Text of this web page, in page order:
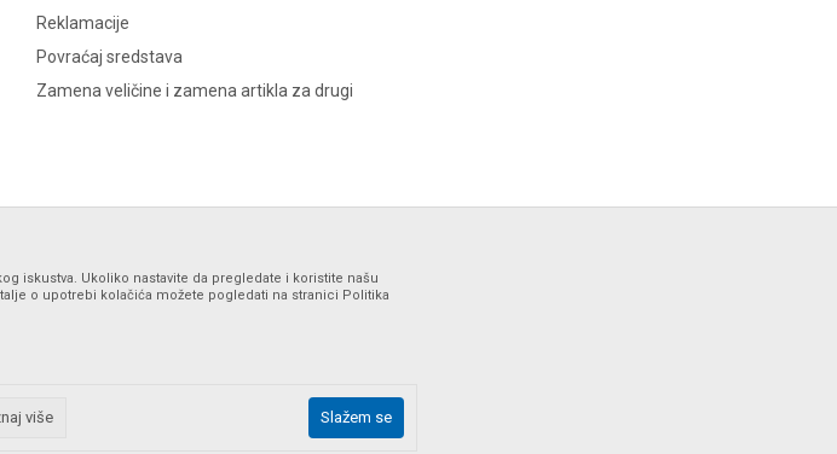
Reklamacije
Povraćaj sredstava
Zamena veličine i zamena artikla za drugi
da su sve informacije kompletne i bez grešaka. Svi artikli prikazani na sajtu su deo naše
možete proveriti pozivom na broj podrške web shopa na tel. 064/647-81-86.
iskustva. Ukoliko nastavite da pregledate i koristite našu
o upotrebi kolačića možete pogledati na stranici Politika
više Slažem se